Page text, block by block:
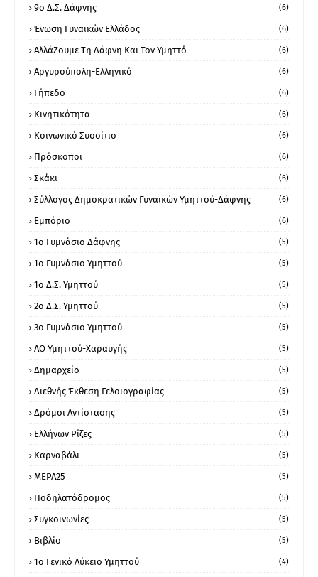
9ο Δ.Σ. Δάφνης (6)
Ένωση Γυναικών Ελλάδος (6)
ΑλλάΖουμε Τη Δάφνη Και Τον Υμηττό (6)
Αργυρούπολη-Ελληνικό (6)
Γήπεδο (6)
Κινητικότητα (6)
Κοινωνικό Συσσίτιο (6)
Πρόσκοποι (6)
Σκάκι (6)
Σύλλογος Δημοκρατικών Γυναικών Υμηττού-Δάφνης (6)
Εμπόριο (6)
1ο Γυμνάσιο Δάφνης (5)
1ο Γυμνάσιο Υμηττού (5)
1ο Δ.Σ. Υμηττού (5)
2ο Δ.Σ. Υμηττού (5)
3ο Γυμνάσιο Υμηττού (5)
ΑΟ Υμηττού-Χαραυγής (5)
Δημαρχείο (5)
Διεθνής Έκθεση Γελοιογραφίας (5)
Δρόμοι Αντίστασης (5)
Ελλήνων Ρίζες (5)
Καρναβάλι (5)
ΜΕΡΑ25 (5)
Ποδηλατόδρομος (5)
Συγκοινωνίες (5)
Βιβλίο (5)
1ο Γενικό Λύκειο Υμηττού (4)